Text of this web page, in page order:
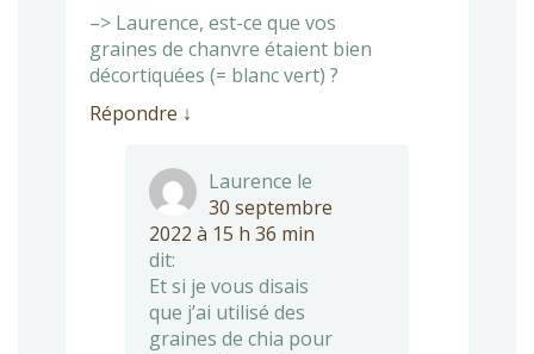
–> Laurence, est-ce que vos
graines de chanvre étaient bien
décortiquées (= blanc vert) ?
Répondre ↓
Laurence le
30 septembre
2022 à 15 h 36 min
dit:
Et si je vous disais
que j’ai utilisé des
graines de chia pour